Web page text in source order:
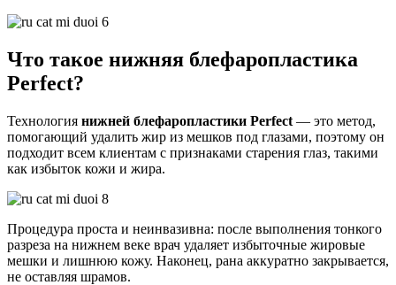
Что такое нижняя блефаропластика
Perfect?
Технология нижней блефаропластики Perfect — это метод,
помогающий удалить жир из мешков под глазами, поэтому он
подходит всем клиентам с признаками старения глаз, такими
как избыток кожи и жира.
Процедура проста и неинвазивна: после выполнения тонкого
разреза на нижнем веке врач удаляет избыточные жировые
мешки и лишнюю кожу. Наконец, рана аккуратно закрывается,
не оставляя шрамов.